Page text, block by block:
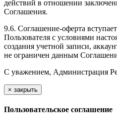
действий в отношении
Соглашения.
9.6. Соглашение-оферта
Пользователя с условиями
создания учетной записи,
не ограничен данным
С уважением, Администрация
× закрыть
Пользовательское соглашение